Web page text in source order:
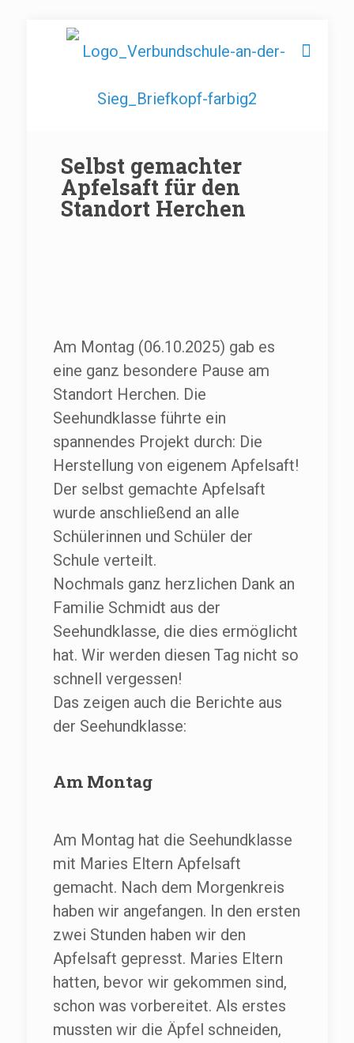
Selbst gemachter
Apfelsaft für den
Standort Herchen
Am Montag (06.10.2025) gab es
eine ganz besondere Pause am
Standort Herchen. Die
Seehundklasse führte ein
spannendes Projekt durch: Die
Herstellung von eigenem Apfelsaft!
Der selbst gemachte Apfelsaft
wurde anschließend an alle
Schülerinnen und Schüler der
Schule verteilt.
Nochmals ganz herzlichen Dank an
Familie Schmidt aus der
Seehundklasse, die dies ermöglicht
hat. Wir werden diesen Tag nicht so
schnell vergessen!
Das zeigen auch die Berichte aus
der Seehundklasse:
Am Montag
Am Montag hat die Seehundklasse
mit Maries Eltern Apfelsaft
gemacht. Nach dem Morgenkreis
haben wir angefangen. In den ersten
zwei Stunden haben wir den
Apfelsaft gepresst. Maries Eltern
hatten, bevor wir gekommen sind,
schon was vorbereitet. Als erstes
mussten wir die Äpfel schneiden,